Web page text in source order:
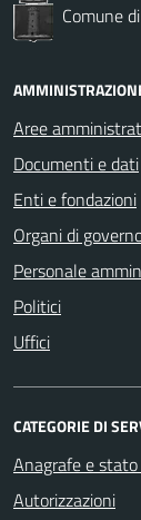
Comune
Aree
Documenti e dati
Enti e fondazioni
Organi di
Personale
Politici
Uffici
CATEGORIE DI
Anagrafe e
Autorizzazioni